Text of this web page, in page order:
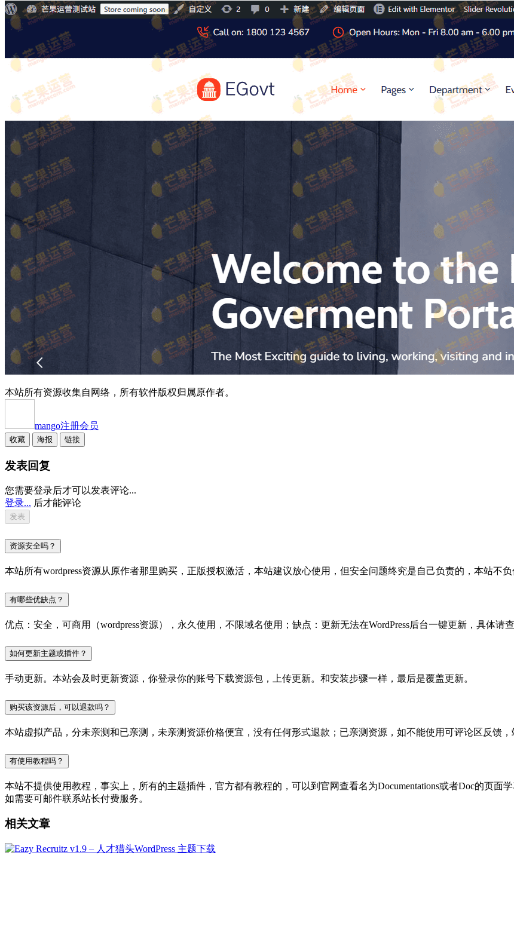
本站所有资源收集自网络，所有软件版权归属原作者。
mango注册会员
收藏 海报 链接
发表回复
您需要登录后才可以发表评论...
登录... 后才能评论
资源安全吗？
本站所有wordpress资源从原作者那里购买，正版授权激活，本站建议放心使用，但安全问题终究是自己负责的，本站不
有哪些优缺点？
优点：安全，可商用（wordpress资源），永久使用，不限域名使用；缺点：更新无法在WordPress后台一键更新，具体请查
如何更新主题或插件？
手动更新。本站会及时更新资源，你登录你的账号下载资源包，上传更新。和安装步骤一样，最后是覆盖更新。
购买该资源后，可以退款吗？
本站虚拟产品，分未亲测和已亲测，未亲测资源价格便宜，没有任何形式退款；已亲测资源，如不能使用可评论区反馈
有使用教程吗？
本站不提供使用教程，事实上，所有的主题插件，官方都有教程的，可以到官网查看名为Documentations或者Doc的页面
如需要可邮件联系站长付费服务。
相关文章